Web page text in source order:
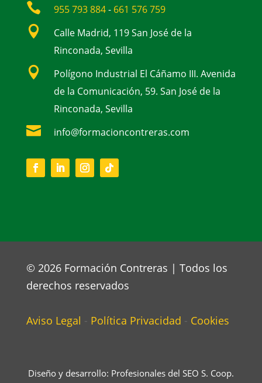
 955 793 884- 661 576 759

Calle Madrid, 119 San José de la
Rinconada, Sevilla

Polígono Industrial El Cáñamo III. Avenida
de la Comunicación, 59. San José de la
Rinconada, Sevilla
 info@formacioncontreras.com
© 2026 Formación Contreras | Todos los
derechos reservados
Aviso Legal - Política Privacidad - Cookies
Diseño y desarrollo: Profesionales del SEO S. Coop.